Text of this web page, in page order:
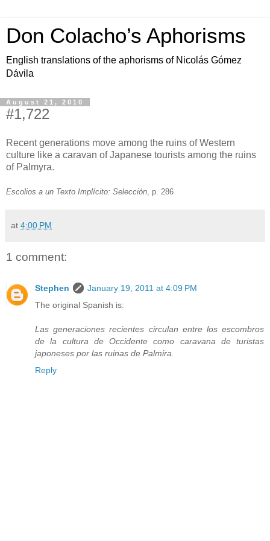
Don Colacho’s Aphorisms
English translations of the aphorisms of Nicolás Gómez
Dávila
August 21, 2010
#1,722
Recent generations move among the ruins of Western
culture like a caravan of Japanese tourists among the ruins
of Palmyra.
Escolios a un Texto Implícito: Selección , p. 286
at 4:00 PM
1 comment:
Stephen
January 19, 2011 at 4:09 PM
The original Spanish is:
Las generaciones recientes circulan entre los escombros
de la cultura de Occidente como caravana de turistas
japoneses por las ruinas de Palmira.
Reply